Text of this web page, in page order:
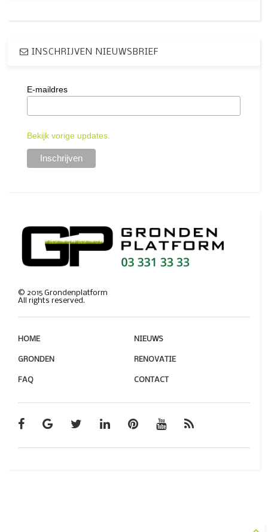
INSCHRIJVEN NIEUWSBRIEF
E-maildres
Bekijk vorige updates.
© 2015 Grondenplatform
All rights reserved.
HOME NIEUWS
GRONDEN RENOVATIE
FAQ CONTACT